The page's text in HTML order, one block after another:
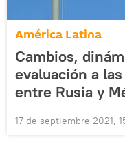
América Latina
Cambios,
evaluación a
entre Rusia y
17 de septiembre 2021,